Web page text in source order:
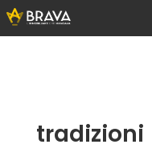
Vai
al
contenuto
tradizioni